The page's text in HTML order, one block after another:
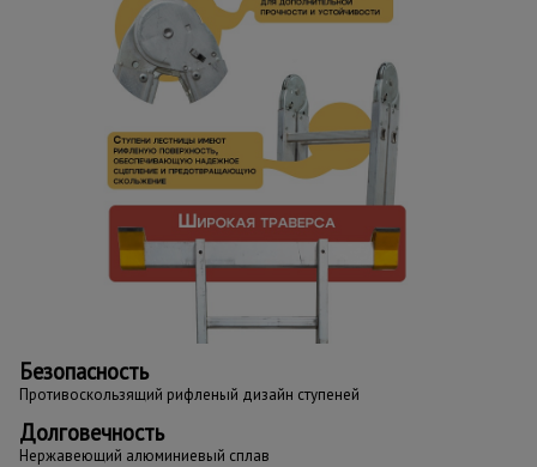
Безопасность
Противоскользящий рифленый дизайн ступеней
Долговечность
Нержавеющий алюминиевый сплав